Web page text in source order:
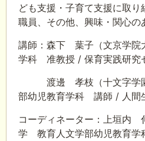
ども支援・子育て支援に取
職員、その他、興味・関心の
講師：森下 葉子（文京学
学科 准教授 / 保育実践研究
渡邊 孝枝（十文字学園
部幼児教育学科 講師 / 人間
コーディネーター：上垣内
学 教育人文学部幼児教育